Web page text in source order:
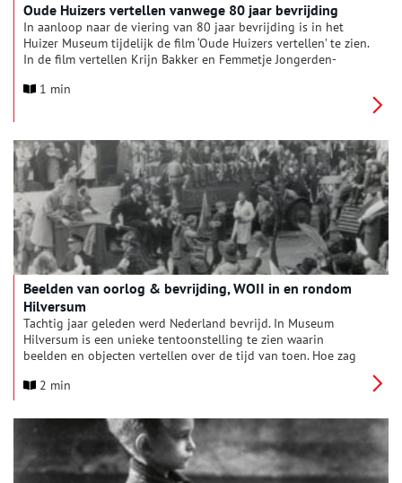
Oude Huizers vertellen vanwege 80 jaar bevrijding
In aanloop naar de viering van 80 jaar bevrijding is in het
Huizer Museum tijdelijk de film ‘Oude Huizers vertellen’ te zien.
In de film vertellen Krijn Bakker en Femmetje Jongerden-
1 min
Beelden van oorlog & bevrijding, WOII in en rondom
Hilversum
Tachtig jaar geleden werd Nederland bevrijd. In Museum
Hilversum is een unieke tentoonstelling te zien waarin
beelden en objecten vertellen over de tijd van toen. Hoe zag
deze tentoonstelling kom je meer te weten over welke
informatieve tentoonstelling voor jong en oud.
2 min